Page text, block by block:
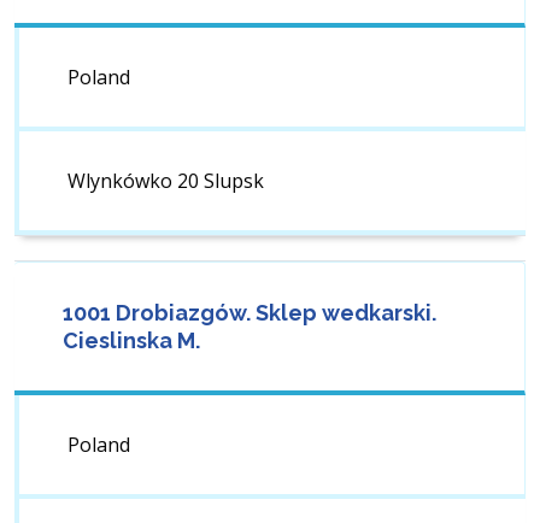
Poland
Wlynkówko 20 Slupsk
1001 Drobiazgów. Sklep wedkarski.
Cieslinska M.
Poland